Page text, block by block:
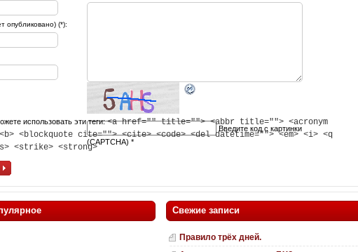
опубликовано) (*):
Введите код с картинки
(CAPTCHA) *
использовать эти теги:<a href="" title=""> <abbr title=""> <acronym
<blockquote cite=""> <cite> <code> <del datetime=""> <em> <i> <q
<strike> <strong>
Свежие записи
Правило трёх дней.